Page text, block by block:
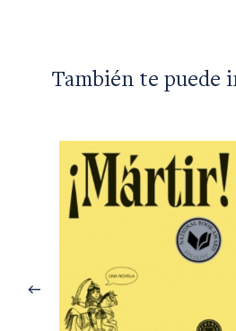
También te puede